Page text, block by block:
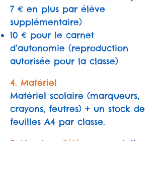
7 € en plus par élève
supplémentaire)
10 € pour le carnet
d’autonomie (reproduction
autorisée pour la classe)
4. Matériel
Matériel scolaire (marqueurs,
crayons, feutres) + un stock de
feuilles A4 par classe.
5. Nombre d’élèves
par atelier :